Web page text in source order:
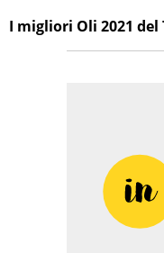
I migliori Oli 2021